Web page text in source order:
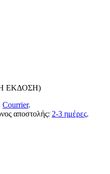
ΕΚΔΟΣΗ)
Courrier.
αποστολής: 2-3 ημέρες.